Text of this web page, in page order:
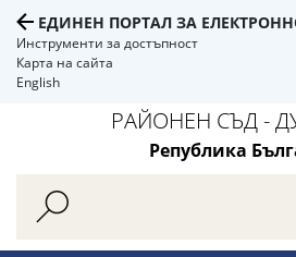
ЕДИНЕН ПОРТАЛ ЗА
Инструменти за достъпност
Карта на сайта
English
РАЙОНЕН СЪД -
Република